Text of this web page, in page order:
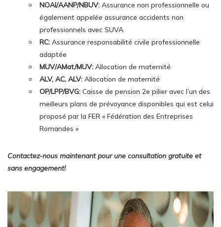
NOAI/AANP/NBUV: Assurance non professionnelle ou
également appelée assurance accidents non
professionnels avec SUVA
RC: Assurance responsabilité civile professionnelle
adaptée
MUV/AMat/MUV: Allocation de maternité
ALV, AC, ALV: Allocation de maternité
OP/LPP/BVG: Caisse de pension 2e pilier avec l’un des
meilleurs plans de prévoyance disponibles qui est celui
proposé par la FER « Fédération des Entreprises
Romandes »
Contactez-nous maintenant pour une consultation gratuite et
sans engagement!